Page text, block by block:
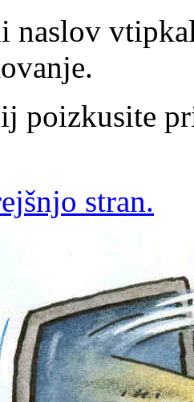
naslov
poizkusite
stran.